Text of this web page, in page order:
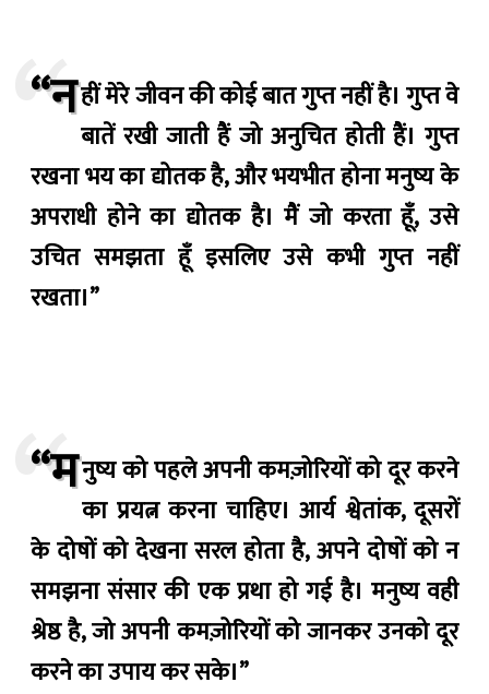
“नहीं मेरे जीवन की कोई बात गुप्त नहीं है। गुप्त वे
बातें रखी जाती हैं जो अनुचित होती हैं। गुप्त
रखना भय का द्योतक है, और भयभीत होना मनुष्य के
अपराधी होने का द्योतक है। मैं जो करता हूँ, उसे
उचित समझता हूँ इसलिए उसे कभी गुप्त नहीं
रखता।”
“मनुष्य को पहले अपनी कमज़ोरियों को दूर करने
का प्रयत्न करना चाहिए। आर्य श्वेतांक, दूसरों
के दोषों को देखना सरल होता है, अपने दोषों को न
समझना संसार की एक प्रथा हो गई है। मनुष्य वही
श्रेष्ठ है, जो अपनी कमज़ोरियों को जानकर उनको दूर
करने का उपाय कर सके।”